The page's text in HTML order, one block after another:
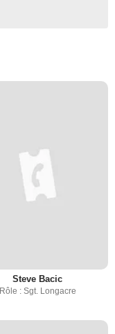
Steve Bacic
Rôle : Sgt. Longacre